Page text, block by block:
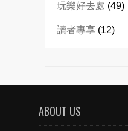
玩樂好去處 (49)
讀者專享 (12)
ABOUT US